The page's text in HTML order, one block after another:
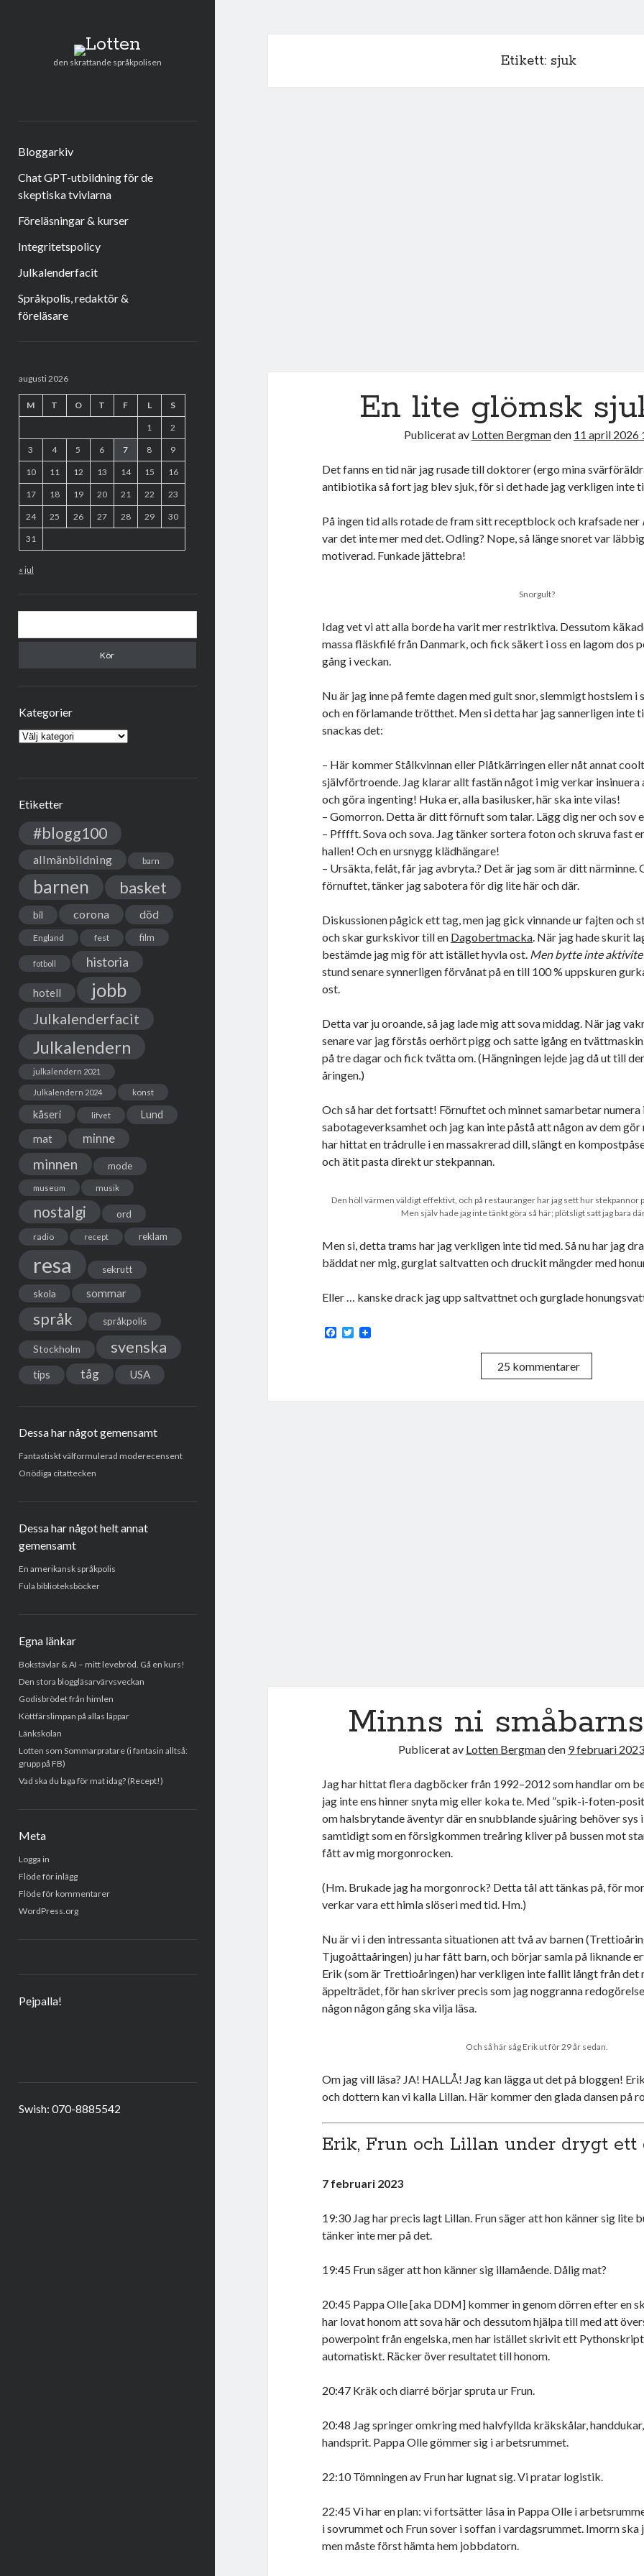
Lotten
den skrattande språkpolisen
post
Bloggarkiv
Chat GPT-utbildning för de
skeptiska tvivlarna
Föreläsningar & kurser
Integritetspolicy
Julkalenderfacit
Språkpolis, redaktör &
föreläsare
augusti 2026
M T O T F L S
1 2
3 4 5 6 7 8 9
10 11 12 13 14 15 16
17 18 19 20 21 22 23
24 25 26 27 28 29 30
31
« jul
Kategorier
Kategorier
Etiketter
#blogg100
allmänbildning barn
barnen basket
bil corona död
England fest film
fotboll historia
hotell jobb
Julkalenderfacit
Julkalendern
julkalendern 2021
Julkalendern 2024 konst
kåseri lifvet Lund
mat minne
minnen mode
museum musik
nostalgi ord
radio recept reklam
resa sekrutt
skola sommar
språk språkpolis
Stockholm svenska
tips tåg USA
Dessa har något gemensamt
Fantastiskt välformulerad moderecensent
Onödiga citattecken
Dessa har något helt annat
gemensamt
En amerikansk språkpolis
Fula biblioteksböcker
Egna länkar
Bokstävlar & AI – mitt levebröd. Gå en kurs!
Den stora bloggläsarvärvsveckan
Godisbrödet från himlen
Köttfärslimpan på allas läppar
Länkskolan
Lotten som Sommarpratare (i fantasin alltså:
grupp på FB)
Vad ska du laga för mat idag? (Recept!)
Meta
Logga in
Flöde för inlägg
Flöde för kommentarer
WordPress.org
Pejpalla!
Swish: 070-8885542
Etikett: sjuk
En lite glömsk
Publicerat av Lotten Bergmanden 11 april 2026
Det fanns en tid när jag rusade till doktorer (ergo mina
antibiotika så fort jag blev sjuk, för si det hade jag verkligen inte
På ingen tid alls rotade de fram sitt receptblock och krafsade ner
var det inte mer med det. Odling? Nope, så länge snoret var
motiverad. Funkade jättebra!
Snorgult?
Idag vet vi att alla borde ha varit mer restriktiva. Dessutom
massa fläskfilé från Danmark, och fick säkert i oss en lagom dos
gång i veckan.
Nu är jag inne på femte dagen med gult snor, slemmigt hostslem i
och en förlamande trötthet. Men si detta har jag sannerligen inte
snackas det:
– Här kommer Stålkvinnan eller Plåtkärringen eller nåt annat
självförtroende. Jag klarar allt fastän något i mig verkar insinuera
och göra ingenting! Huka er, alla basilusker, här ska inte vilas!
– Gomorron. Detta är ditt förnuft som talar. Lägg dig ner och sov
– Pfffft. Sova och sova. Jag tänker sortera foton och skruva fast
hallen! Och en ursnygg klädhängare!
– Ursäkta, felåt, får jag avbryta.? Det är jag som är ditt närminne.
förnuftet, tänker jag sabotera för dig lite här och där.
Diskussionen pågick ett tag, men jag gick vinnande ur fajten och
och skar gurkskivor till en Dagobertmacka. När jag hade skurit
bestämde jag mig för att istället hyvla ost. Men bytte inte
stund senare synnerligen förvånat på en till 100 % uppskuren
ost.
Detta var ju oroande, så jag lade mig att sova middag. När jag
senare var jag förstås oerhört pigg och satte igång en
på tre dagar och fick tvätta om. (Hängningen lejde jag då ut till
åringen.)
Och så har det fortsatt! Förnuftet och minnet samarbetar numera
sabotageverksamhet och jag kan inte påstå att någon av dem gör
har hittat en trådrulle i en massakrerad dill, slängt en
och ätit pasta direkt ur stekpannan.
Den höll värmen väldigt effektivt, och på restauranger har jag sett hur stekpannor
Men själv hade jag inte tänkt göra så här; plötsligt satt jag bara
Men si, detta trams har jag verkligen inte tid med. Så nu har jag
bäddat ner mig, gurglat saltvatten och druckit mängder med
Eller … kanske drack jag upp saltvattnet och gurglade
F
T
25 kommentarer
Minns ni
Publicerat av Lotten Bergmanden 9 februari
Jag har hittat flera dagböcker från 1992–2012 som handlar om
jag inte ens hinner snyta mig eller koka te. Med ”spik-i-foten-
om halsbrytande äventyr där en snubblande sjuåring behöver sys
samtidigt som en försigkommen treåring kliver på bussen mot
fått av mig morgonrocken.
(Hm. Brukade jag ha morgonrock? Detta tål att tänkas på, för
verkar vara ett himla slöseri med tid. Hm.)
Nu är vi i den intressanta situationen att två av barnen
Tjugoåttaåringen) ju har fått barn, och börjar samla på liknande
Erik (som är Trettioåringen) har verkligen inte fallit långt från det
äppelträdet, för han skriver precis som jag noggranna
någon någon gång ska vilja läsa.
Och så här såg Erik ut för 29 år sedan.
Om jag vill läsa? JA! HALLÅ! Jag kan lägga ut det på bloggen!
och dottern kan vi kalla Lillan. Här kommer den glada dansen på
Erik, Frun och Lillan under drygt ett
7 februari 2023
19:30 Jag har precis lagt Lillan. Frun säger att hon känner sig lite
tänker inte mer på det.
19:45 Frun säger att hon känner sig illamående. Dålig mat?
20:45 Pappa Olle [aka DDM] kommer in genom dörren efter en
har lovat honom att sova här och dessutom hjälpa till med att
powerpoint från engelska, men har istället skrivit ett
automatiskt. Räcker över resultatet till honom.
20:47 Kräk och diarré börjar spruta ur Frun.
20:48 Jag springer omkring med halvfyllda kräkskålar,
handsprit. Pappa Olle gömmer sig i arbetsrummet.
22:10 Tömningen av Frun har lugnat sig. Vi pratar logistik.
22:45 Vi har en plan: vi fortsätter låsa in Pappa Olle i
i sovrummet och Frun sover i soffan i vardagsrummet. Imorrn
men måste först hämta hem jobbdatorn.